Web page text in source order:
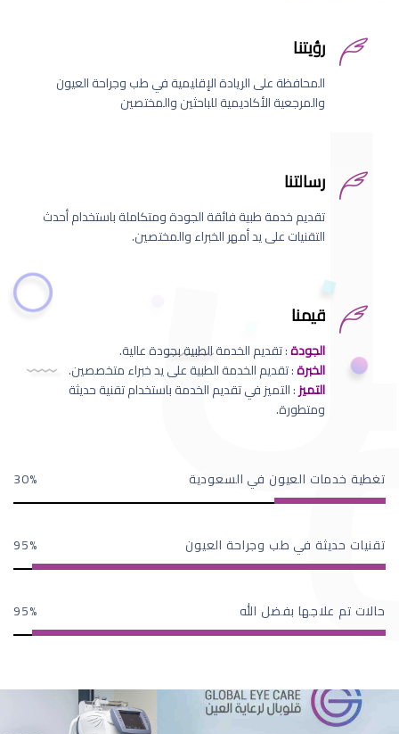
رؤيتنا
المحافظة على الريادة الإقليمية في طب وجراحة العيون
والمرجعية الأكاديمية للباحثين والمختصين
رسالتنا
تقديم خدمة طبية فائقة الجودة ومتكاملة باستخدام أحدث
التقنيات على يد أمهر الخبراء والمختصين.
قيمنا
الجودة: تقديم الخدمة الطبية بجودة عالية.
الخبرة: تقديم الخدمة الطبية على يد خبراء متخصصين.
التميز: التميز في تقديم الخدمة باستخدام تقنية حديثة
ومتطورة.
تغطية خدمات العيون في السعودية 30
تقنيات حديثة في طب وجراحة العيون 95
حالات تم علاجها بفضل الله 95